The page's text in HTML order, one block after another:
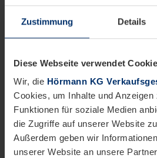
Zustimmung Details
Diese Webseite verwendet
Wir, die Hörmann KG
Cookies, um Inhalte und
Funktionen für soziale Medien
die Zugriffe auf unserer Website
Außerdem geben wir
unserer Website an unsere